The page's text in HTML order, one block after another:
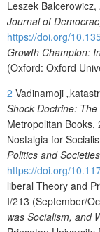
Leszek
Journal of
https://doi.org/
Growth Champion:
(Oxford: Oxford
2 Vadinamoji
Shock Doctrine:
Metropolitan Books,
Nostalgia for
Politics and Societies
https://doi.org/
liberal Theory and
I/213 (September/
was Socialism, and